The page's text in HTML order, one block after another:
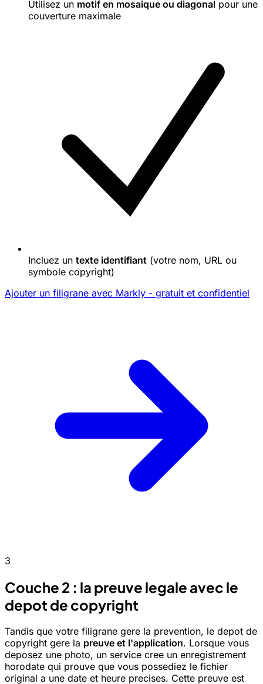
Utilisez un motif en mosaique ou diagonal pour une
couverture maximale
Incluez un texte identifiant (votre nom, URL ou
symbole copyright)
Ajouter un filigrane avec Markly - gratuit et confidentiel
3
Couche 2 : la preuve legale avec le
depot de copyright
Tandis que votre filigrane gere la prevention, le depot de
copyright gere la preuve et l'application. Lorsque vous
deposez une photo, un service cree un enregistrement
horodate qui prouve que vous possediez le fichier
original a une date et heure precises. Cette preuve est